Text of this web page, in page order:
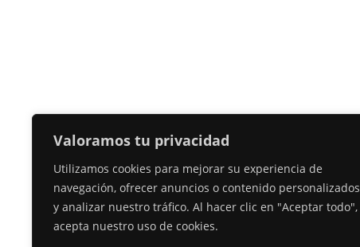
Valoramos tu privacidad
Utilizamos cookies para mejorar su experiencia de
navegación, ofrecer anuncios o contenido personalizados
y analizar nuestro tráfico. Al hacer clic en "Aceptar todo",
acepta nuestro uso de cookies.